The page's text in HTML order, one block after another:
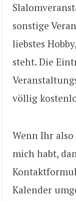
sonstige
liebstes
steht. Die
völlig
Wenn Ihr
mich habt,
Kalender